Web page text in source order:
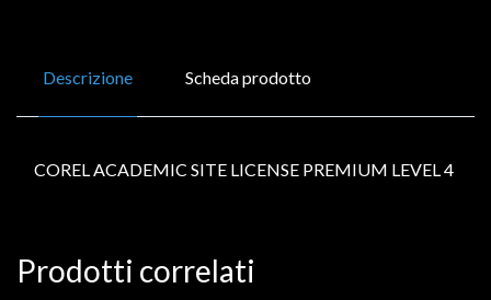
Descrizione Scheda prodotto
COREL ACADEMIC SITE LICENSE PREMIUM LEVEL 4
Prodotti correlati